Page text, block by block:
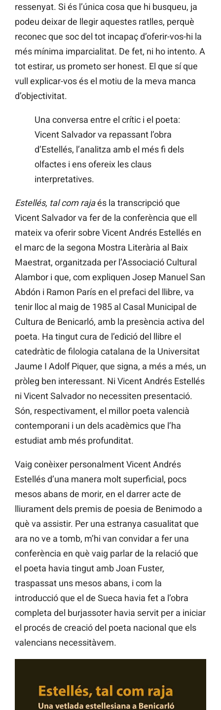
ressenyat. Si és l’única cosa que hi busqueu, ja
podeu deixar de llegir aquestes ratlles, perquè
reconec que soc del tot incapaç d’oferir-vos-hi la
més mínima imparcialitat. De fet, ni ho intento. A
tot estirar, us prometo ser honest. El que sí que
vull explicar-vos és el motiu de la meva manca
d’objectivitat.
Una conversa entre el crític i el poeta:
Vicent Salvador va repassant l’obra
d’Estellés, l’analitza amb el més fi dels
olfactes i ens ofereix les claus
interpretatives.
Estellés, tal com rajaés la transcripció que
Vicent Salvador va fer de la conferència que ell
mateix va oferir sobre Vicent Andrés Estellés en
el marc de la segona Mostra Literària al Baix
Maestrat, organitzada per l’Associació Cultural
Alambor i que, com expliquen Josep Manuel San
Abdón i Ramon París en el prefaci del llibre, va
tenir lloc al maig de 1985 al Casal Municipal de
Cultura de Benicarló, amb la presència activa del
poeta. Ha tingut cura de l’edició del llibre el
catedràtic de filologia catalana de la Universitat
Jaume I Adolf Piquer, que signa, a més a més, un
pròleg ben interessant. Ni Vicent Andrés Estellés
ni Vicent Salvador no necessiten presentació.
Són, respectivament, el millor poeta valencià
contemporani i un dels acadèmics que l’ha
estudiat amb més profunditat.
Vaig conèixer personalment Vicent Andrés
Estellés d’una manera molt superficial, pocs
mesos abans de morir, en el darrer acte de
lliurament dels premis de poesia de Benimodo a
què va assistir. Per una estranya casualitat que
ara no ve a tomb, m’hi van convidar a fer una
conferència en què vaig parlar de la relació que
el poeta havia tingut amb Joan Fuster,
traspassat uns mesos abans, i com la
introducció que el de Sueca havia fet a l’obra
completa del burjassoter havia servit per a iniciar
el procés de creació del poeta nacional que els
valencians necessitàvem.